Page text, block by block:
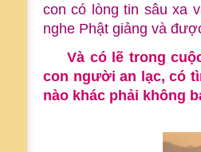
con có lòng tin sâu xa
nghe Phật giảng và
Và có lẽ trong
con người an lạc, có
nào khác phải không